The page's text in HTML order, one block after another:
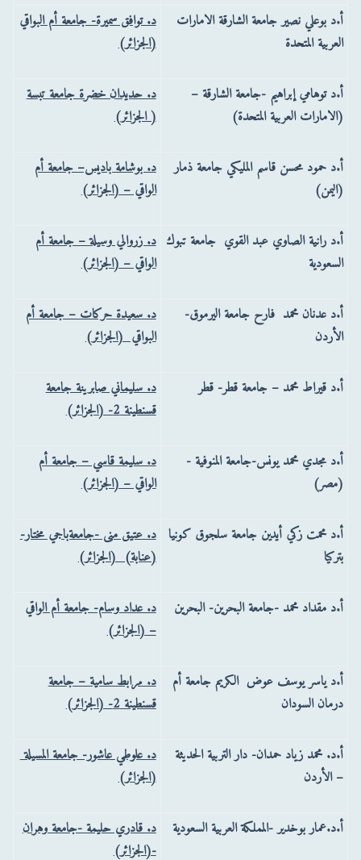
د. توافق سميرة- جامعة أم البواقي
(الجزائر)
أ.د بوعلي نصير جامعة الشارقة الامارات
العربية المتحدة
د. حديدان خضرة جامعة تبسة
( الجزائر)
أ.د توهامي إبراهيم -جامعة الشارقة –
(الامارات العربية المتحدة)
د. بوشامة باديس– جامعة أم
الواقي – (الجزائر)
أ.د حمود محسن قاسم المليكي جامعة ذمار
(اليمن)
د. زروالي وسيلة – جامعة أم
الواقي – (الجزائر)
أ.د رانية الصاوي عبد القوي جامعة تبوك
السعودية
د. سعيدة حركات – جامعة أم
البواقي (الجزائر)
أ.د عدنان محمد فارح جامعة اليرموق-
الأردن
د. سليماني صابرينة جامعة
قسنطينة 2- (الجزائر)
أ.د قيراط محمد – جامعة قطر- قطر
د. سليمة قاسي – جامعة أم
الواقي – (الجزائر)
أ.د مجدي محمد يونس-جامعة المنوفية -
(مصر)
د. عتيق منى -جامعةباجي مختار-
(عنابة) (الجزائر)
أ.د محمت زكي أيدين جامعة سلجوق كونيا
بتركيا
د. عداد وسام- جامعة أم الواقي
– (الجزائر)
أ.د مقداد محمد -جامعة البحرين- البحرين
د. مرابط سامية – جامعة
قسنطينة 2- (الجزائر)
أ.د ياسر يوسف عوض الكريم جامعة أم
درمان السودان
د. علوطي عاشور- جامعة المسيلة
(الجزائر)
أ.د. محمد زياد حمدان- دار التربية الحديثة
– الأردن
د. قادري حليمة ‏-جامعة وهران
‏-(الجزائر)
أ.د.عمار بوخدير -المملكة العربية السعودية